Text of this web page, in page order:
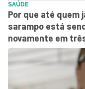
SAÚDE
Por que até quem
sarampo está
novamente em